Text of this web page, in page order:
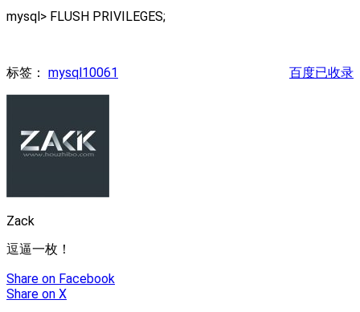
mysql> FLUSH PRIVILEGES;
百度已收录
标签： mysql10061
Zack
逗逼一枚！
Share on Facebook
Share on X